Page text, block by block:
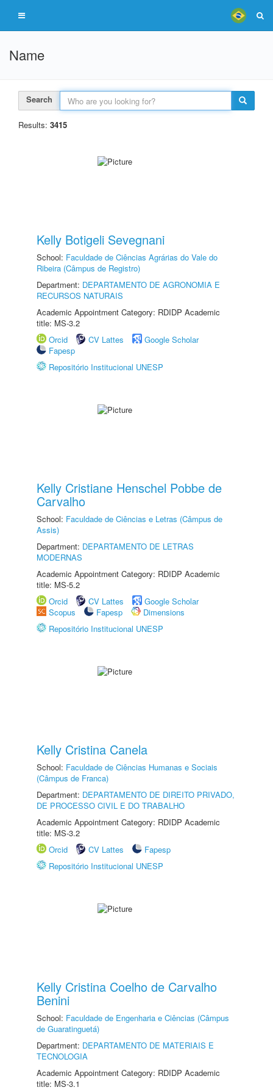
Name
Search
Results: 3415
Kelly Botigeli Sevegnani
School: Faculdade de Ciências Agrárias do Vale do
Ribeira (Câmpus de Registro)
Department: DEPARTAMENTO DE AGRONOMIA E
RECURSOS NATURAIS
Academic Appointment Category: RDIDP Academic
title: MS-3.2
Orcid
CV Lattes
Google Scholar
Fapesp
Repositório Institucional UNESP
Kelly Cristiane Henschel Pobbe de
Carvalho
School: Faculdade de Ciências e Letras (Câmpus de
Assis)
Department: DEPARTAMENTO DE LETRAS
MODERNAS
Academic Appointment Category: RDIDP Academic
title: MS-5.2
Orcid
CV Lattes
Google Scholar
Scopus
Fapesp
Dimensions
Repositório Institucional UNESP
Kelly Cristina Canela
School: Faculdade de Ciências Humanas e Sociais
(Câmpus de Franca)
Department: DEPARTAMENTO DE DIREITO PRIVADO,
DE PROCESSO CIVIL E DO TRABALHO
Academic Appointment Category: RDIDP Academic
title: MS-3.2
Orcid
CV Lattes
Fapesp
Repositório Institucional UNESP
Kelly Cristina Coelho de Carvalho
Benini
School: Faculdade de Engenharia e Ciências (Câmpus
de Guaratinguetá)
Department: DEPARTAMENTO DE MATERIAIS E
TECNOLOGIA
Academic Appointment Category: RDIDP Academic
title: MS-3.1